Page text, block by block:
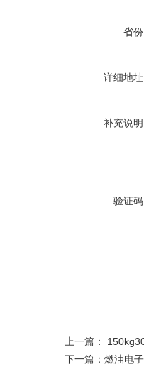
省
详细地
补充说
验证
上一篇：
下一篇： 燃油电